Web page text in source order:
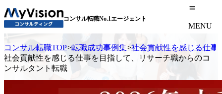
コンサル転職No.1エージェント
MENU
コンサル転職TOP>転職成功事例集>社会貢献性を感じる仕
社会貢献性を感じる仕事を目指して、リサーチ職からのコ
ンサルタント転職